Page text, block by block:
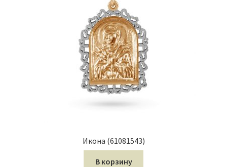
Икона (61081543)
В корзину